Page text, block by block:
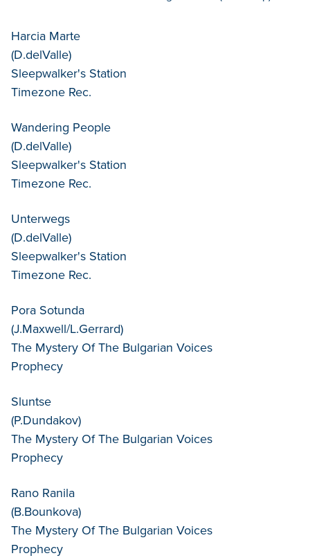
Harcia Marte
(D.delValle)
Sleepwalker's Station
Timezone Rec.
Wandering People
(D.delValle)
Sleepwalker's Station
Timezone Rec.
Unterwegs
(D.delValle)
Sleepwalker's Station
Timezone Rec.
Pora Sotunda
(J.Maxwell/L.Gerrard)
The Mystery Of The Bulgarian Voices
Prophecy
Sluntse
(P.Dundakov)
The Mystery Of The Bulgarian Voices
Prophecy
Rano Ranila
(B.Bounkova)
The Mystery Of The Bulgarian Voices
Prophecy